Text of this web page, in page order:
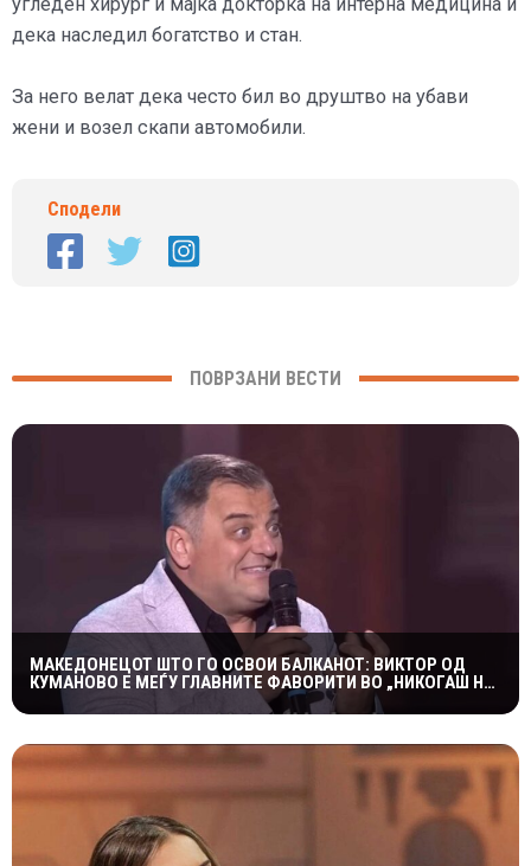
дека наследил богатство и стан.
За него велат дека често бил во друштво на убави
жени и возел скапи автомобили.
Сподели
ПОВРЗАНИ ВЕСТИ
МАКЕДОНЕЦОТ ШТО ГО ОСВОИ БАЛКАНОТ: ВИКТОР ОД
КУМАНОВО Е МЕЃУ ГЛАВНИТЕ ФАВОРИТИ ВО „НИКОГАШ НЕ
Е ДОЦНА”